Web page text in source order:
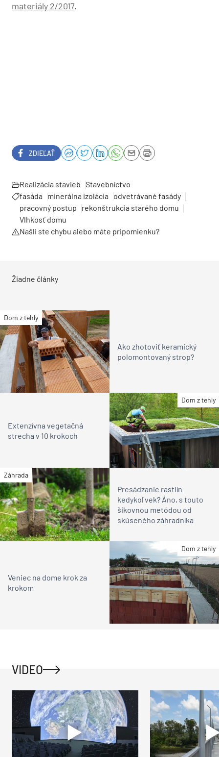
materiály 2/2017.
ZDIEĽAŤ
Realizácia stavieb Stavebníctvo
fasáda
minerálna izolácia
odvetrávané fasády
pracovný postup
rekonštrukcia starého domu
Vlhkosť domu
Našli ste chybu alebo máte pripomienku?
Žiadne články
Dom z tehly
Ako zhotoviť keramický
polomontovaný strop?
Dom z tehly
Extenzívna vegetačná
strecha v 10 krokoch
Záhrada
Presádzanie rastlín
kedykoľvek? Áno, s touto
šikovnou metódou od
skúseného záhradníka
Dom z tehly
Veniec na dome krok za
krokom
VIDEO